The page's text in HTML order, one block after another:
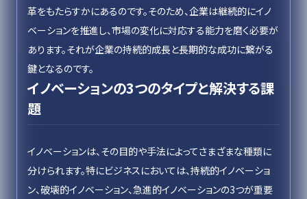
革をもたらすかにあるのです。そのため、企業は継続的にイノ
ベーションを推進し、市場の変化に対応する能力を磨く必要が
あります。それが企業の持続的成長と長期的な成功に繋がる
鍵となるのです。
イノベーションの3つのタイプと解決する課
題
イノベーションは、その目的や手法によってさまざまな種類に
分けられます。特にビジネスにおいては、持続的イノベーショ
ン、破壊的イノベーション、急進的イノベーションの3つが重要